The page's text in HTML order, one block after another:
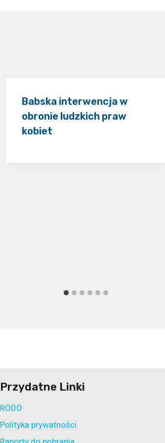
Babska interwencja w
obronie ludzkich praw
kobiet
Przydatne Linki
RODO
Polityka prywatności